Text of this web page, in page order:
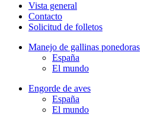
Vista general
Contacto
Solicitud de folletos
Manejo de gallinas ponedoras
España
El mundo
Engorde de aves
España
El mundo